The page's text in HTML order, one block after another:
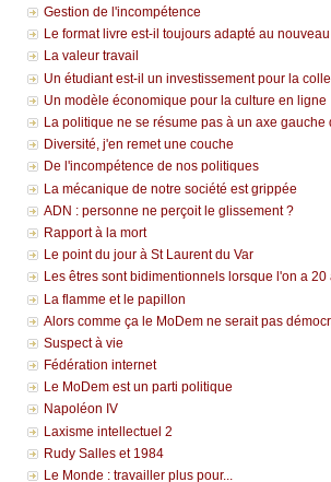
Gestion de l'incompétence
Le format livre est-il toujours adapté au
La valeur travail
Un étudiant est-il un investissement pour la
Un modèle économique pour la culture en ligne
La politique ne se résume pas à un axe gauche
Diversité, j'en remet une couche
De l'incompétence de nos politiques
La mécanique de notre société est grippée
ADN : personne ne perçoit le glissement ?
Rapport à la mort
Le point du jour à St Laurent du Var
Les êtres sont bidimentionnels lorsque l'on a 20
La flamme et le papillon
Alors comme ça le MoDem ne serait pas
Suspect à vie
Fédération internet
Le MoDem est un parti politique
Napoléon IV
Laxisme intellectuel 2
Rudy Salles et 1984
Le Monde : travailler plus pour...